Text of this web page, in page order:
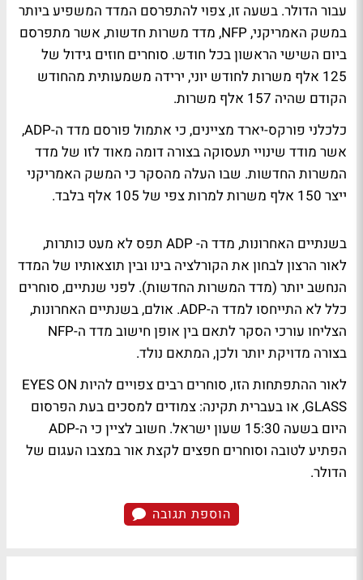
עבור הדולר. בשעה זו, צפוי להתפרסם המדד המשפיע ביותר
במשק האמריקני, NFP, מדד משרות חדשות, אשר מתפרסם
ביום השישי הראשון בכל חודש. סוחרים חוזים גידול של
125 אלף משרות לחודש יוני, ירידה משמעותית מהחודש
הקודם שהיה 157 אלף משרות.
כלכלני פורקס-יארד מציינים, כי אתמול פורסם מדד ה-ADP,
אשר מודד שינויי תעסוקה בצורה דומה מאוד לזו של מדד
המשרות החדשות. שבו העלה מהסקר כי המשק האמריקני
ייצר 150 אלף משרות למרות צפי של 105 אלף בלבד.
בשנתיים האחרונות, מדד ה- ADP תפס לא מעט כותרות,
לאור הרצון לבחון את הקורלציה בינו ובין תוצאותיו של המדד
הנחשב יותר (מדד המשרות החדשות). לפני שנתיים, סוחרים
כלל לא התייחסו למדד ה-ADP. אולם, בשנתיים האחרונות,
הצליחו עורכי הסקר לתאם בין אופן חישוב מדד ה-NFP
בצורה מדויקת יותר ולכן, המתאם נולד.
לאור ההתפתחות הזו, סוחרים רבים צפויים להיות EYES ON
GLASS, או בעברית תקינה: צמודים למסכים בעת הפרסום
היום בשעה 15:30 שעון ישראל. חשוב לציין כי ה-ADP
הפתיע לטובה וסוחרים חפצים לקצת אור במצבו העגום של
הדולר.
הוספת תגובה